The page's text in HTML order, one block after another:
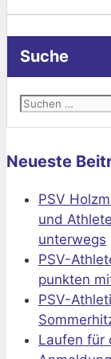
Suche
Suchen
Neueste
PSV
und
unterwegs
PSV-
punkten
PSV-
Laufen für